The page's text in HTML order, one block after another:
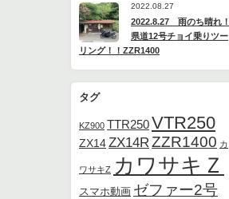
2022.08.27
2022.8.27 雨のち晴れ！
県道12号チョイ乗りツー
リング！！ZZR1400
タグ
KZ900 TTR250VTR250
ZX14ZX14RZZR1400 カ
ワサキZ カワサキＺ
スマホ動画 ゼファー2号